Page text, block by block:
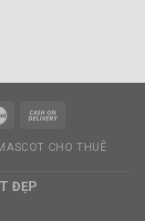
CHO THUÊ
ĐẸP